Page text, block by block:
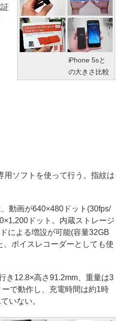
iPhone 5sと
の大きさ比較
ソフトを使って行う。指紋は
動画が640×480ドット(30fps/
ドット。内蔵ストレージ
による増設が可能(容量32GB
ボイスレコーダーとしても使
き12.8×高さ91.2mm、重量は3
で動作し、充電時間は約1時
いない。